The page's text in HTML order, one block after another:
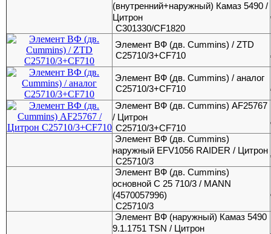
(внутренний+наружный) Камаз 5490 /
Цитрон
C301330/CF1820
Элемент ВФ (дв. Cummins) / ZTD
C25710/3+CF710
Элемент ВФ (дв. Cummins) / аналог
C25710/3+CF710
Элемент ВФ (дв. Cummins) AF25767
/ Цитрон
C25710/3+CF710
Элемент ВФ (дв. Cummins)
наружный EFV1056 RAIDER / Цитрон
C25710/3
Элемент ВФ (дв. Cummins)
основной С 25 710/3 / MANN
(4570057996)
C25710/3
Элемент ВФ (наружный) Камаз 5490
9.1.1751 TSN / Цитрон